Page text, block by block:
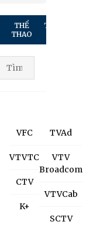
THỂ
THAO
TRUYỀN
VFC
VTVTC
CTV
K+
TVAd
VTV
Broadcom
VTVCab
SCTV